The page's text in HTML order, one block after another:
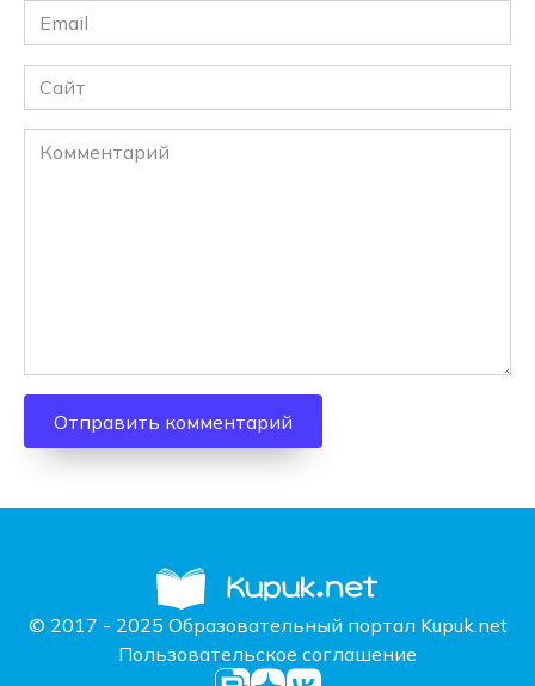
Email
*
Сайт
Комментарий
© 2017 - 2025 Образовательный портал Kupuk.net
Пользовательское соглашение